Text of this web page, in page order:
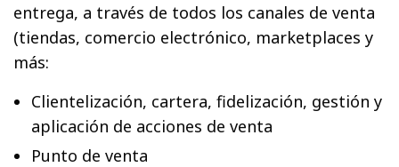
entrega, a través de todos los canales de venta
(tiendas, comercio electrónico, marketplaces y
más:
Clientelización, cartera, fidelización, gestión y
aplicación de acciones de venta
Punto de venta